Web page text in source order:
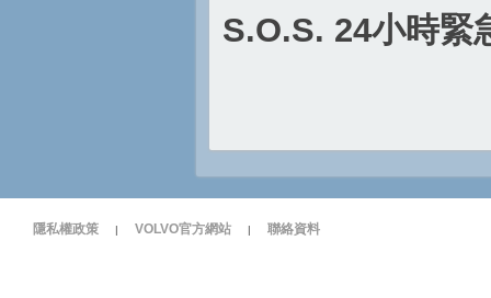
S.O.S. 24小時緊
隱私權政策 | VOLVO官方網站 | 聯絡資料